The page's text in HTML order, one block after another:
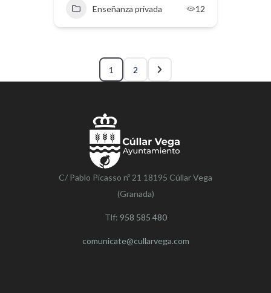
Enseñanza privada 12
1 2
C/ Pablo Picasso nº 21 18195 Cúllar Vega
(Granada)
Tlf: 958 585 480
comunicate@cullarvega.com